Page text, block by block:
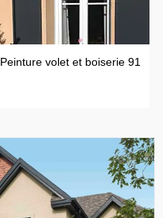
Peinture volet et boiserie 91